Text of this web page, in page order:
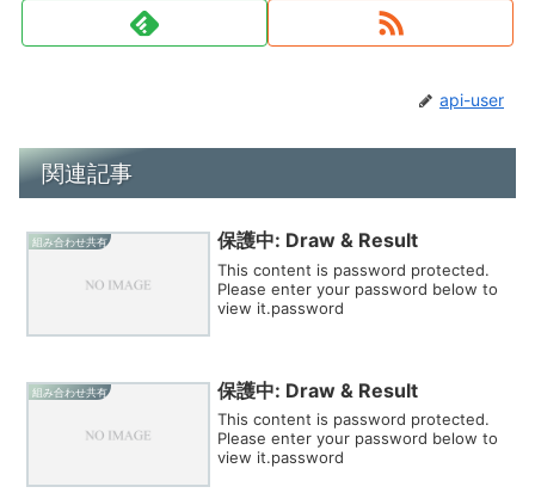
api-user
関連記事
組み合わせ共有 保護中: Draw & Result
This content is password protected.
Please enter your password below to
view it.password
組み合わせ共有 保護中: Draw & Result
This content is password protected.
Please enter your password below to
view it.password